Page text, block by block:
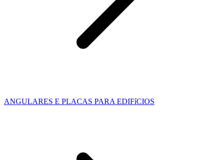
ANGULARES E PLACAS PARA EDIFíCIOS